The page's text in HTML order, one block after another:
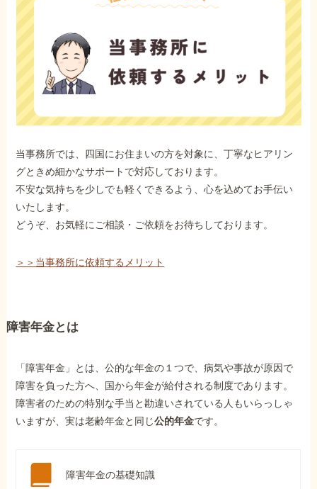
当事務所では、四国にお住まいの方を対象に、丁寧なヒアリン
グときめ細かなサポートで対応しております。
不安な気持ちを少しでも軽くできるよう、心を込めてお手伝い
いたします。
どうぞ、お気軽にご相談・ご依頼をお待ちしております。
＞＞当事務所に依頼するメリット
障害年金とは
「障害年金」とは、公的な年金の１つで、病気や事故が原因で
障害を負った方へ、国から年金が給付される制度であります。
障害者のための特別な手当と勘違いされている人もいらっしゃ
いますが、実は老齢年金と同じ公的年金です。
障害年金の基礎知識